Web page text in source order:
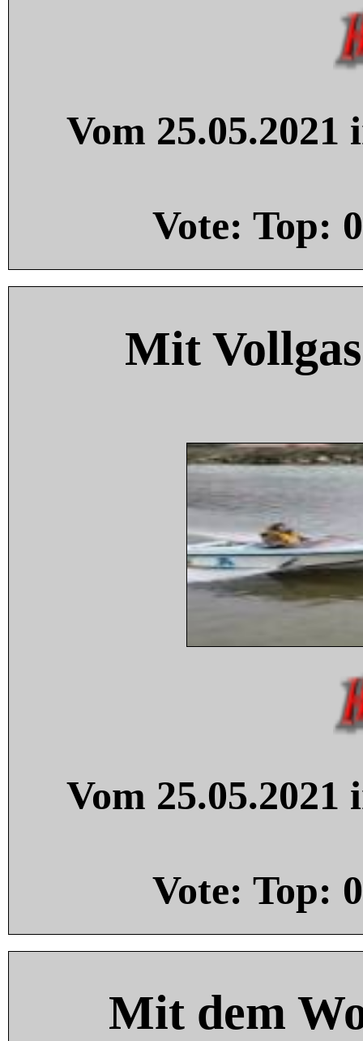
Vom
Vote: Top: 0
Mit
Vom
Vote: Top: 0
Mit dem